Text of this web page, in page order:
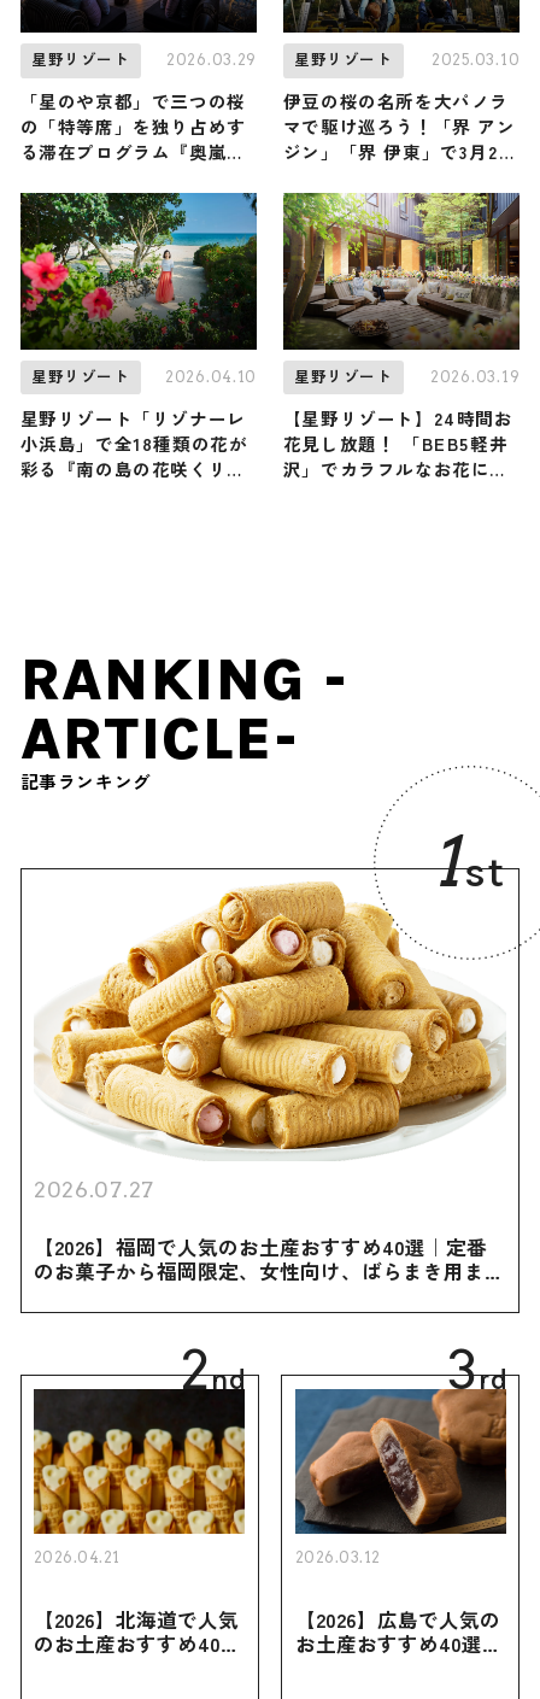
星野リゾート 2026.03.29
「星のや京都」で三つの桜
の「特等席」を独り占めす
る滞在プログラム『奥嵐山
貸し切り屋形船から桜を愛
でる贅沢な京都旅を
星野リゾート 2025.03.10
伊豆の桜の名所を大パノラ
マで駆け巡ろう！「界 アン
ジン」「界 伊東」で3月23
バスツアー」開催
星野リゾート 2026.04.10
星野リゾート「リゾナーレ
小浜島」で全18種類の花が
彩る『南の島の花咲くリゾ
星野リゾート 2026.03.19
【星野リゾート】24時間お
花見し放題！ 「BEB5軽井
沢」でカラフルなお花に包
RANKING -
ARTICLE-
記事ランキング
1st
2026.07.27
【2026】福岡で人気のお土産おすすめ40選｜定番
のお菓子から福岡限定、女性向け、ばらまき用まで
2nd
2026.04.21
【2026】北海道で人気
のお土産おすすめ40選
3rd
2026.03.12
【2026】広島で人気の
お土産おすすめ40選｜